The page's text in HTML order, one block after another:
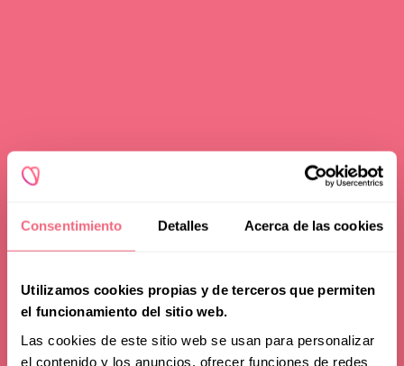
Consentimiento Detalles Acerca de las cookies
Utilizamos cookies propias y de terceros que permiten
el funcionamiento del sitio web.
Las cookies de este sitio web se usan para personalizar
el contenido y los anuncios, ofrecer funciones de redes